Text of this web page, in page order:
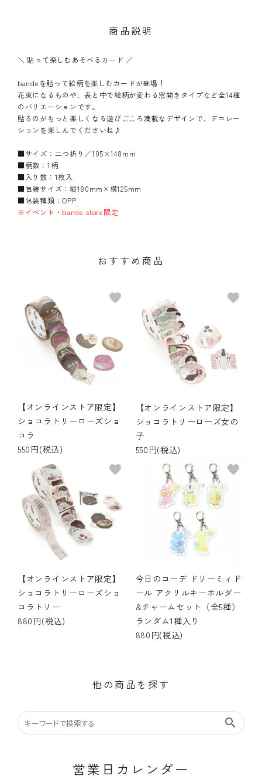
商品説明
＼ 貼って楽しむあそべるカード ／
bandeを貼って絵柄を楽しむカードが登場！
花束になるものや、表と中で絵柄が変わる窓開きタイプなど全14種
のバリエーションです。
貼るのがもっと楽しくなる遊びごころ満載なデザインで、デコレー
ションを楽しんでくださいね♪
■サイズ：二つ折り／105×148mm
■柄数：1柄
■入り数：1枚入
■包装サイズ：縦180mm×横125mm
■包装種類：OPP
※イベント・bande store限定
おすすめ商品
【オンラインストア限定】
ショコラトリーローズショ
コラ
550円(税込)
favorite
【オンラインストア限定】
ショコラトリーローズ女の
子
550円(税込)
favorite
【オンラインストア限定】
ショコラトリーローズショ
コラトリー
880円(税込)
favorite
今日のコーデ ドリーミィド
ール アクリルキーホルダー
&チャームセット（全5種）
ランダム1種入り
880円(税込)
favorite
他の商品を探す
search
営業日カレンダー